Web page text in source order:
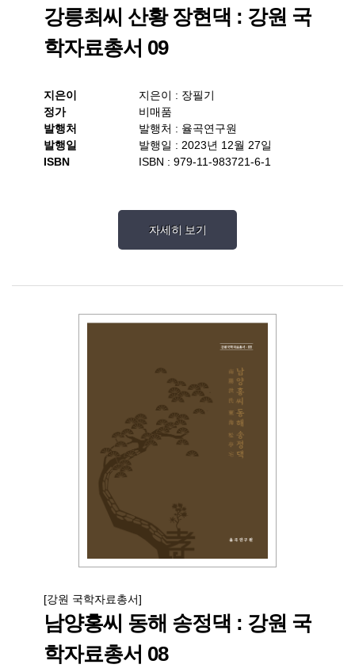
강릉최씨 산황 장현댁 : 강원 국
학자료총서 09
지은이
지은이 : 장필기
정가
비매품
발행처
발행처 : 율곡연구원
발행일
발행일 : 2023년 12월 27일
ISBN
ISBN : 979-11-983721-6-1
자세히 보기
[강원 국학자료총서]
남양홍씨 동해 송정댁 : 강원 국
학자료총서 08